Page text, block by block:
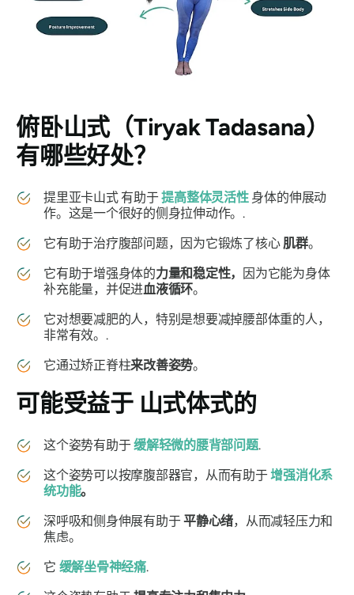
俯卧山式（Tiryak Tadasana）
有哪些好处？
提里亚卡山式有助于提高整体灵活性身体的伸展动
作。这是一个很好的侧身拉伸动作。.
它有助于治疗腹部问题，因为它锻炼了核心肌群。
它有助于增强身体的力量和稳定性，
因为它能为身体
补充能量，并促进血液循环。
它对想要减肥的人，特别是想要减掉腰部体重的人，
非常有效。.
它通过矫正脊柱来改善姿势。
可能受益于 山式体式的
这个姿势有助于缓解轻微的腰背部问题.
这个姿势可以按摩腹部器官，从而有助于增强消化系
统功能。
深呼吸和侧身伸展有助于平静心绪，从而减轻压力和
焦虑。
它 缓解坐骨神经痛.